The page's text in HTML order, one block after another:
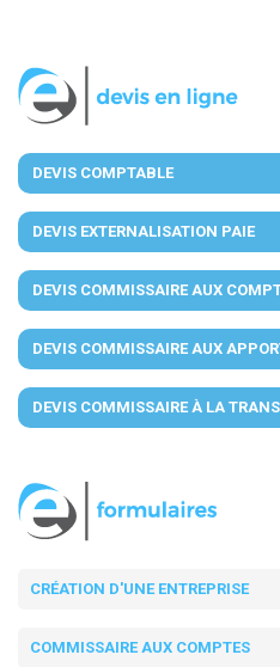
DEVIS COMPTABLE
DEVIS EXTERNALISATION PAIE
DEVIS COMMISSAIRE AUX
DEVIS COMMISSAIRE AUX
DEVIS COMMISSAIRE À LA
CRÉATION D'UNE ENTREPRISE
COMMISSAIRE AUX COMPTES